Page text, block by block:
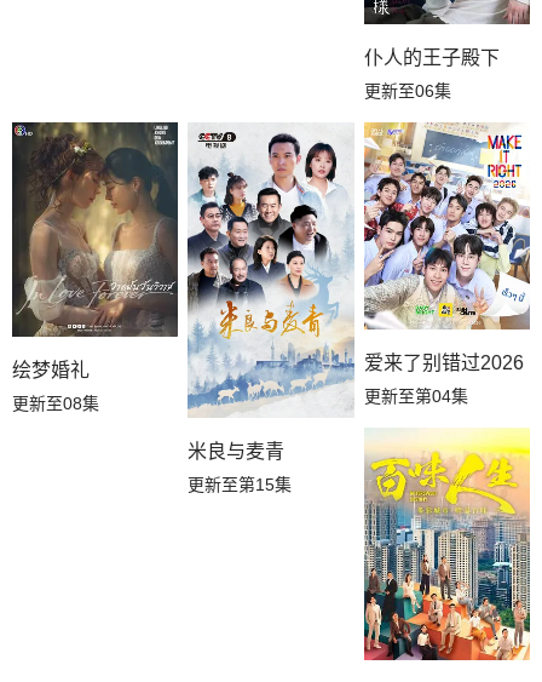
仆人的王子殿下
更新至06集
绘梦婚礼
更新至08集
米良与麦青
更新至第15集
爱来了别错过2026
更新至第04集